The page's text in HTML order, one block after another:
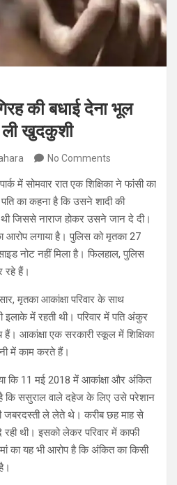
की बधाई देना भूल
ली खुदकुशी
No Comments
में सोमवार रात एक शिक्षिका ने फांसी का
का कहना है कि उसने शादी की
जिससे नाराज होकर उसने जान दे दी।
आरोप लगाया है। पुलिस को मृतका 27
नोट नहीं मिला है। फिलहाल, पुलिस
रहे हैं।
मृतका आकांक्षा परिवार के साथ
इलाके में रहती थी। परिवार में पति अंकुर
आकांक्षा एक सरकारी स्कूल में शिक्षिका
में काम करते हैं।
कि 11 मई 2018 में आकांक्षा और अंकित
कि ससुराल वाले दहेज के लिए उसे परेशान
जबरदस्ती ले लेते थे। करीब छह माह से
रही थी। इसको लेकर परिवार में काफी
का यह भी आरोप है कि अंकित का किसी